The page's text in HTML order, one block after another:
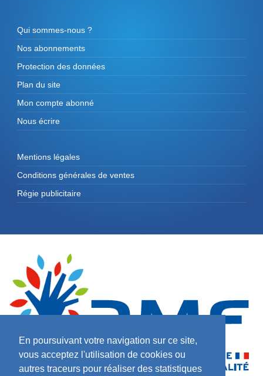
En poursuivant votre navigation sur ce site,
vous acceptez l'utilisation de cookies ou
autres traceurs pour réaliser des statistiques
Qui sommes-nous ?
Nos abonnements
Protection des données
Plan du site
Mon compte abonné
Nous écrire
Mentions légales
Conditions générales de ventes
Régie publicitaire